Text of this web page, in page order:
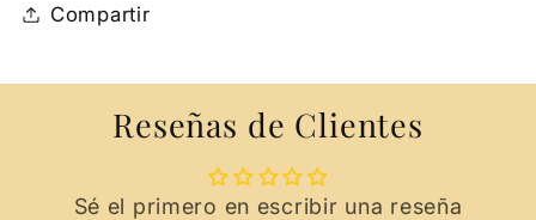
Compartir
Reseñas de Clientes
Sé el primero en escribir una reseña